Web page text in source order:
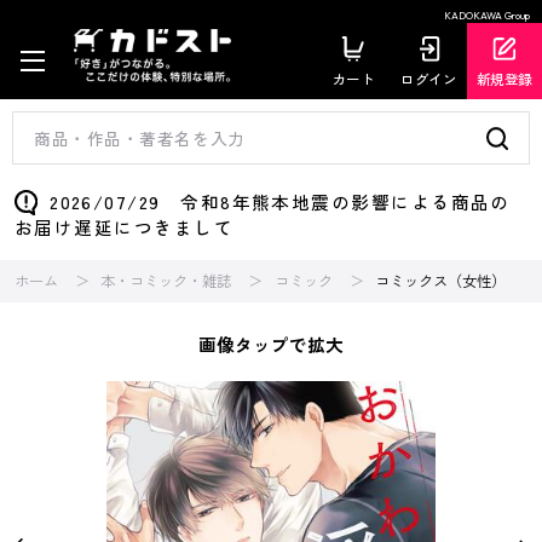
KADOKAWA Group
カート ログイン 新規登録
2026/07/29 令和8年熊本地震の影響による商品の
お届け遅延につきまして
ホーム 本・コミック・雑誌 コミック コミックス（女性）
画像タップで拡大